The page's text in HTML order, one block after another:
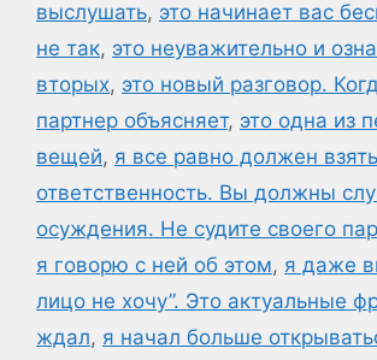
выслушать, это начинает вас
не так, это неуважительно и
вторых, это новый разговор.
партнер объясняет, это одна из
вещей, я все равно должен
ответственность. Вы должны
осуждения. Не судите своего
я говорю с ней об этом, я даже
лицо не хочу”. Это актуальные
ждал, я начал больше